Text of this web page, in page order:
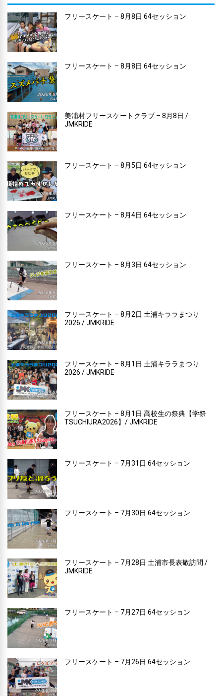
フリースケート – 8月8日 64セッション
フリースケート – 8月8日 64セッション
美浦村フリースケートクラブ – 8月8日 /
JMKRIDE
フリースケート – 8月5日 64セッション
フリースケート – 8月4日 64セッション
フリースケート – 8月3日 64セッション
フリースケート – 8月2日 土浦キララまつり
2026 / JMKRIDE
フリースケート – 8月1日 土浦キララまつり
2026 / JMKRIDE
フリースケート – 8月1日 高校生の祭典【学祭
TSUCHIURA2026】/ JMKRIDE
フリースケート – 7月31日 64セッション
フリースケート – 7月30日 64セッション
フリースケート – 7月28日 土浦市長表敬訪問 /
JMKRIDE
フリースケート – 7月27日 64セッション
フリースケート – 7月26日 64セッション